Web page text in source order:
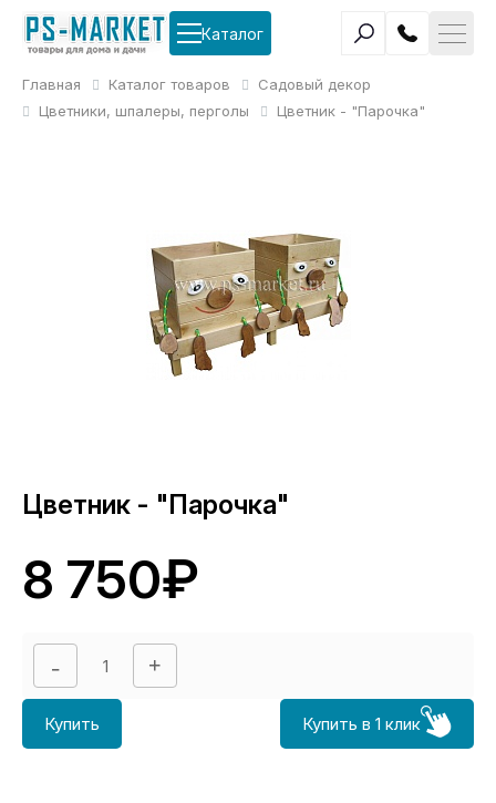
Каталог
Главная Каталог товаров
Садовый декор
Цветники, шпалеры, перголы
Цветник - "Парочка"
Цветник - "Парочка"
8 750₽
Купить Купить в 1 клик